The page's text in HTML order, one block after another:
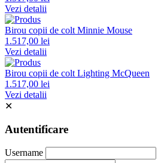
Vezi detalii
Birou copii de colt Minnie Mouse
1.517,00 lei
Vezi detalii
Birou copii de colt Lighting McQueen
1.517,00 lei
Vezi detalii
✕
Autentificare
Username